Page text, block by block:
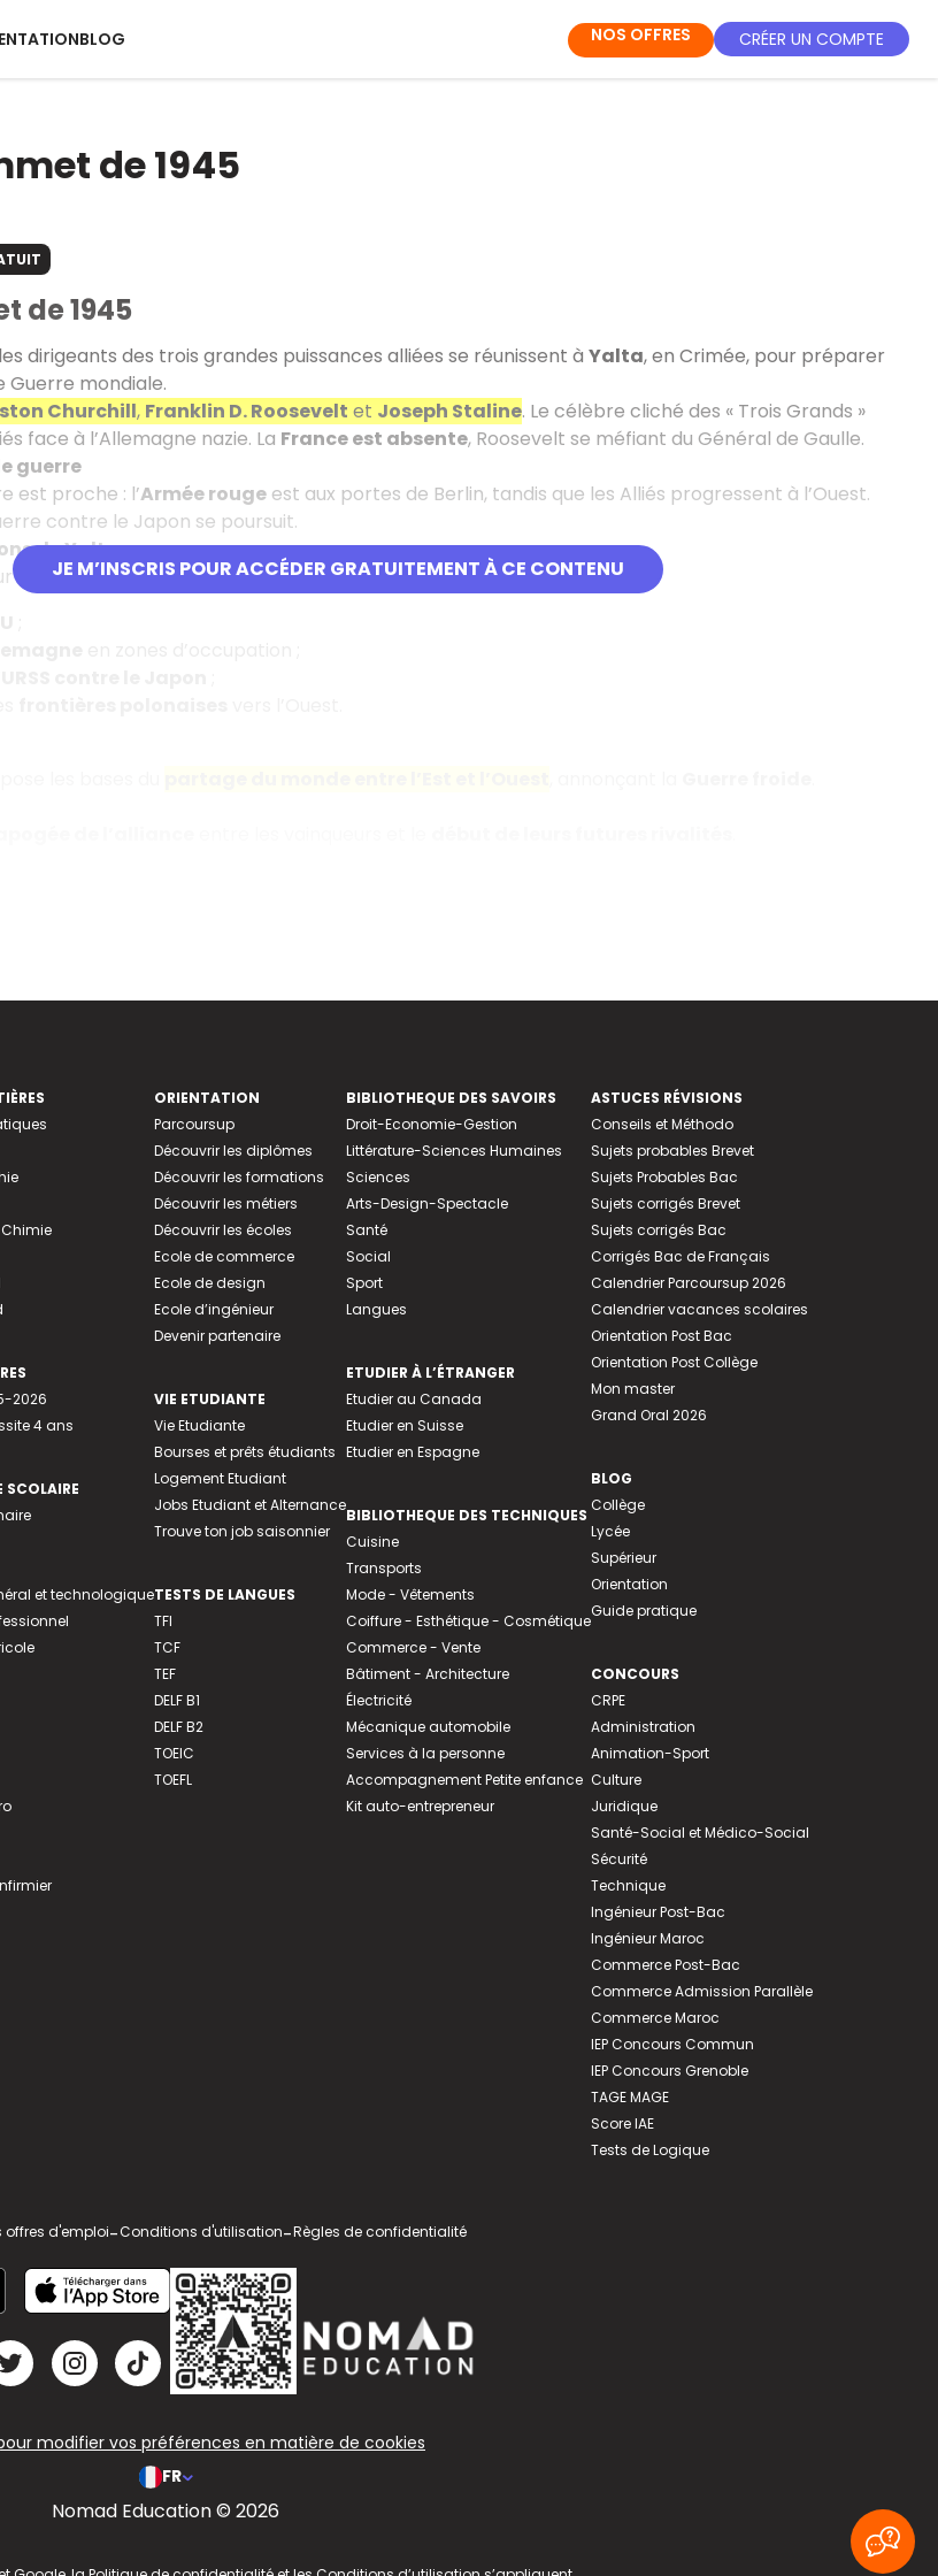
BLOG NOS OFFRES CRÉER UN COMPTE
de 1945
JE M’INSCRIS POUR ACCÉDER GRATUITEMENT À CE CONTENU
de 1945
dirigeants des trois grandes puissances alliées se réunissent à Yalta, en Crimée, pour préparer
Guerre mondiale.
Churchill, Franklin D. Roosevelt et Joseph Staline. Le célèbre cliché des « Trois Grands »
face à l’Allemagne nazie. La France est absente, Roosevelt se méfiant du Général de Gaulle.
guerre
est proche : l’Armée rougeest aux portes de Berlin, tandis que les Alliés progressent à l’Ouest.
contre le Japon se poursuit.
de Yalta
:
2026
4 ans
SCOLAIRE
et technologique
ORIENTATION
Parcoursup
Découvrir les diplômes
Découvrir les formations
Découvrir les métiers
Découvrir les écoles
Ecole de commerce
Ecole de design
Ecole d’ingénieur
Devenir partenaire
VIE ETUDIANTE
Vie Etudiante
Bourses et prêts étudiants
Logement Etudiant
Jobs Etudiant et Alternance
Trouve ton job saisonnier
TESTS DE LANGUES
TFI
TCF
TEF
DELF B1
DELF B2
TOEIC
TOEFL
BIBLIOTHEQUE DES SAVOIRS
Droit-Economie-Gestion
Littérature-Sciences Humaines
Sciences
Arts-Design-Spectacle
Santé
Social
Sport
Langues
ETUDIER À L’ÉTRANGER
Etudier au Canada
Etudier en Suisse
Etudier en Espagne
BIBLIOTHEQUE DES TECHNIQUES
Cuisine
Transports
Mode - Vêtements
Coiffure - Esthétique - Cosmétique
Commerce - Vente
Bâtiment - Architecture
Électricité
Mécanique automobile
Services à la personne
Accompagnement Petite enfance
Kit auto-entrepreneur
ASTUCES RÉVISIONS
Conseils et Méthodo
Sujets probables Brevet
Sujets Probables Bac
Sujets corrigés Brevet
Sujets corrigés Bac
Corrigés Bac de Français
Calendrier Parcoursup 2026
Calendrier vacances scolaires
Orientation Post Bac
Orientation Post Collège
Mon master
Grand Oral 2026
BLOG
Collège
Lycée
Supérieur
Orientation
Guide pratique
CONCOURS
CRPE
Administration
Animation-Sport
Culture
Juridique
Santé-Social et Médico-Social
Sécurité
Technique
Ingénieur Post-Bac
Ingénieur Maroc
Commerce Post-Bac
Commerce Admission Parallèle
Commerce Maroc
IEP Concours Commun
IEP Concours Grenoble
TAGE MAGE
Score IAE
Tests de Logique
offres d'emploi-Conditions d'utilisation-Règles de confidentialité
modifier vos préférences en matière de cookies
FR
Nomad Education © 2026